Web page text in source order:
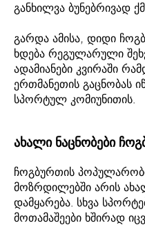
განხილვა ბუნებრივად
გარდა ამისა, დიდი
ხდება რეგულარული
ადამიანები კვირაში
ერთმანეთის გაცნობას
სპორტულ კომიუნითის.
ახალი ნაცნობები
ჩოგბურთის
მოზრდილებში არის
დამყარება. სხვა
მოთამაშეები ხშირად